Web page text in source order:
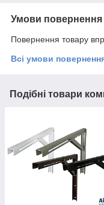
Умови повернення
Повернення товару
Всі умови
Подібні товари